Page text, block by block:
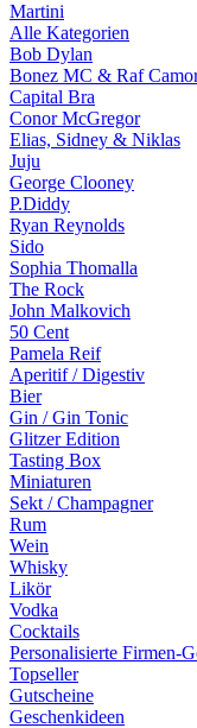
Martini
Alle Kategorien
Bob Dylan
Bonez MC & Raf
Capital Bra
Conor McGregor
Elias, Sidney & Niklas
Juju
George Clooney
P.Diddy
Ryan Reynolds
Sido
Sophia Thomalla
The Rock
John Malkovich
50 Cent
Pamela Reif
Aperitif / Digestiv
Bier
Gin / Gin Tonic
Glitzer Edition
Tasting Box
Miniaturen
Sekt / Champagner
Rum
Wein
Whisky
Likör
Vodka
Cocktails
Personalisierte Firmen-
Topseller
Gutscheine
Geschenkideen